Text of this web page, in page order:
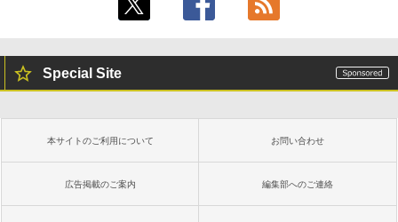
Special Site
本サイトのご利用について お問い合わせ
広告掲載のご案内 編集部へのご連絡